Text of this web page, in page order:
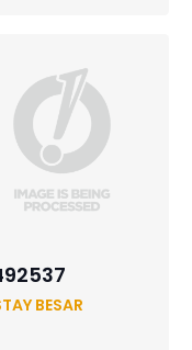
BESAR